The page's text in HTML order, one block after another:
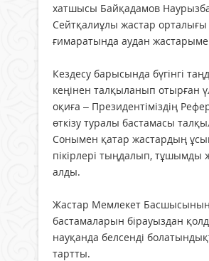
хатшысы Байқадамов
Сейтқалиұлы жастар орталығы
ғимаратында аудан
Кездесу барысында бүгінгі
кеңінен талқыланып отырған
оқиға – Президентіміздің
өткізу туралы бастамасы
Сонымен қатар жастардың
пікірлері тыңдалып, тұшымды
алды.
Жастар Мемлекет
бастамаларын бірауыздан
науқанда белсенді
тартты.